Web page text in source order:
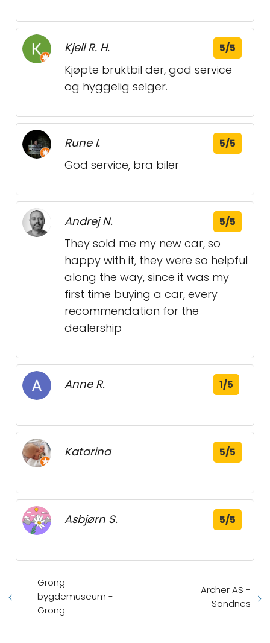
Kjell R. H. 5/5
Kjøpte bruktbil der, god service
og hyggelig selger.
Rune I. 5/5
God service, bra biler
Andrej N. 5/5
They sold me my new car, so
happy with it, they were so helpful
along the way, since it was my
first time buying a car, every
recommendation for the
dealership
Anne R. 1/5
Katarina 5/5
Asbjørn S. 5/5
Grong
bygdemuseum -
Grong
Archer AS -
Sandnes